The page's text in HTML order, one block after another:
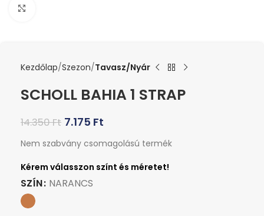
Kezdőlap Szezon Tavasz/Nyár
SCHOLL BAHIA 1 STRAP
14.350Ft 7.175 Ft
Nem szabvány csomagolású termék
SZÍN NARANCS